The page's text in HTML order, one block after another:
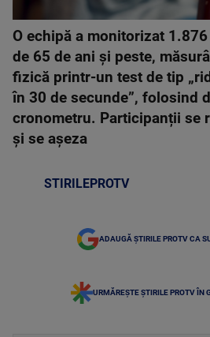
O echipă a monitorizat
de 65 de ani și peste,
fizică printr-un test de tip
în 30 de secunde”, folosind
cronometru. Participanții se
și se așeza
STIRILEPROTV
ADAUGĂ ȘTIRILE PROTV CA
URMĂREȘTE ȘTIRILE PROTV ÎN